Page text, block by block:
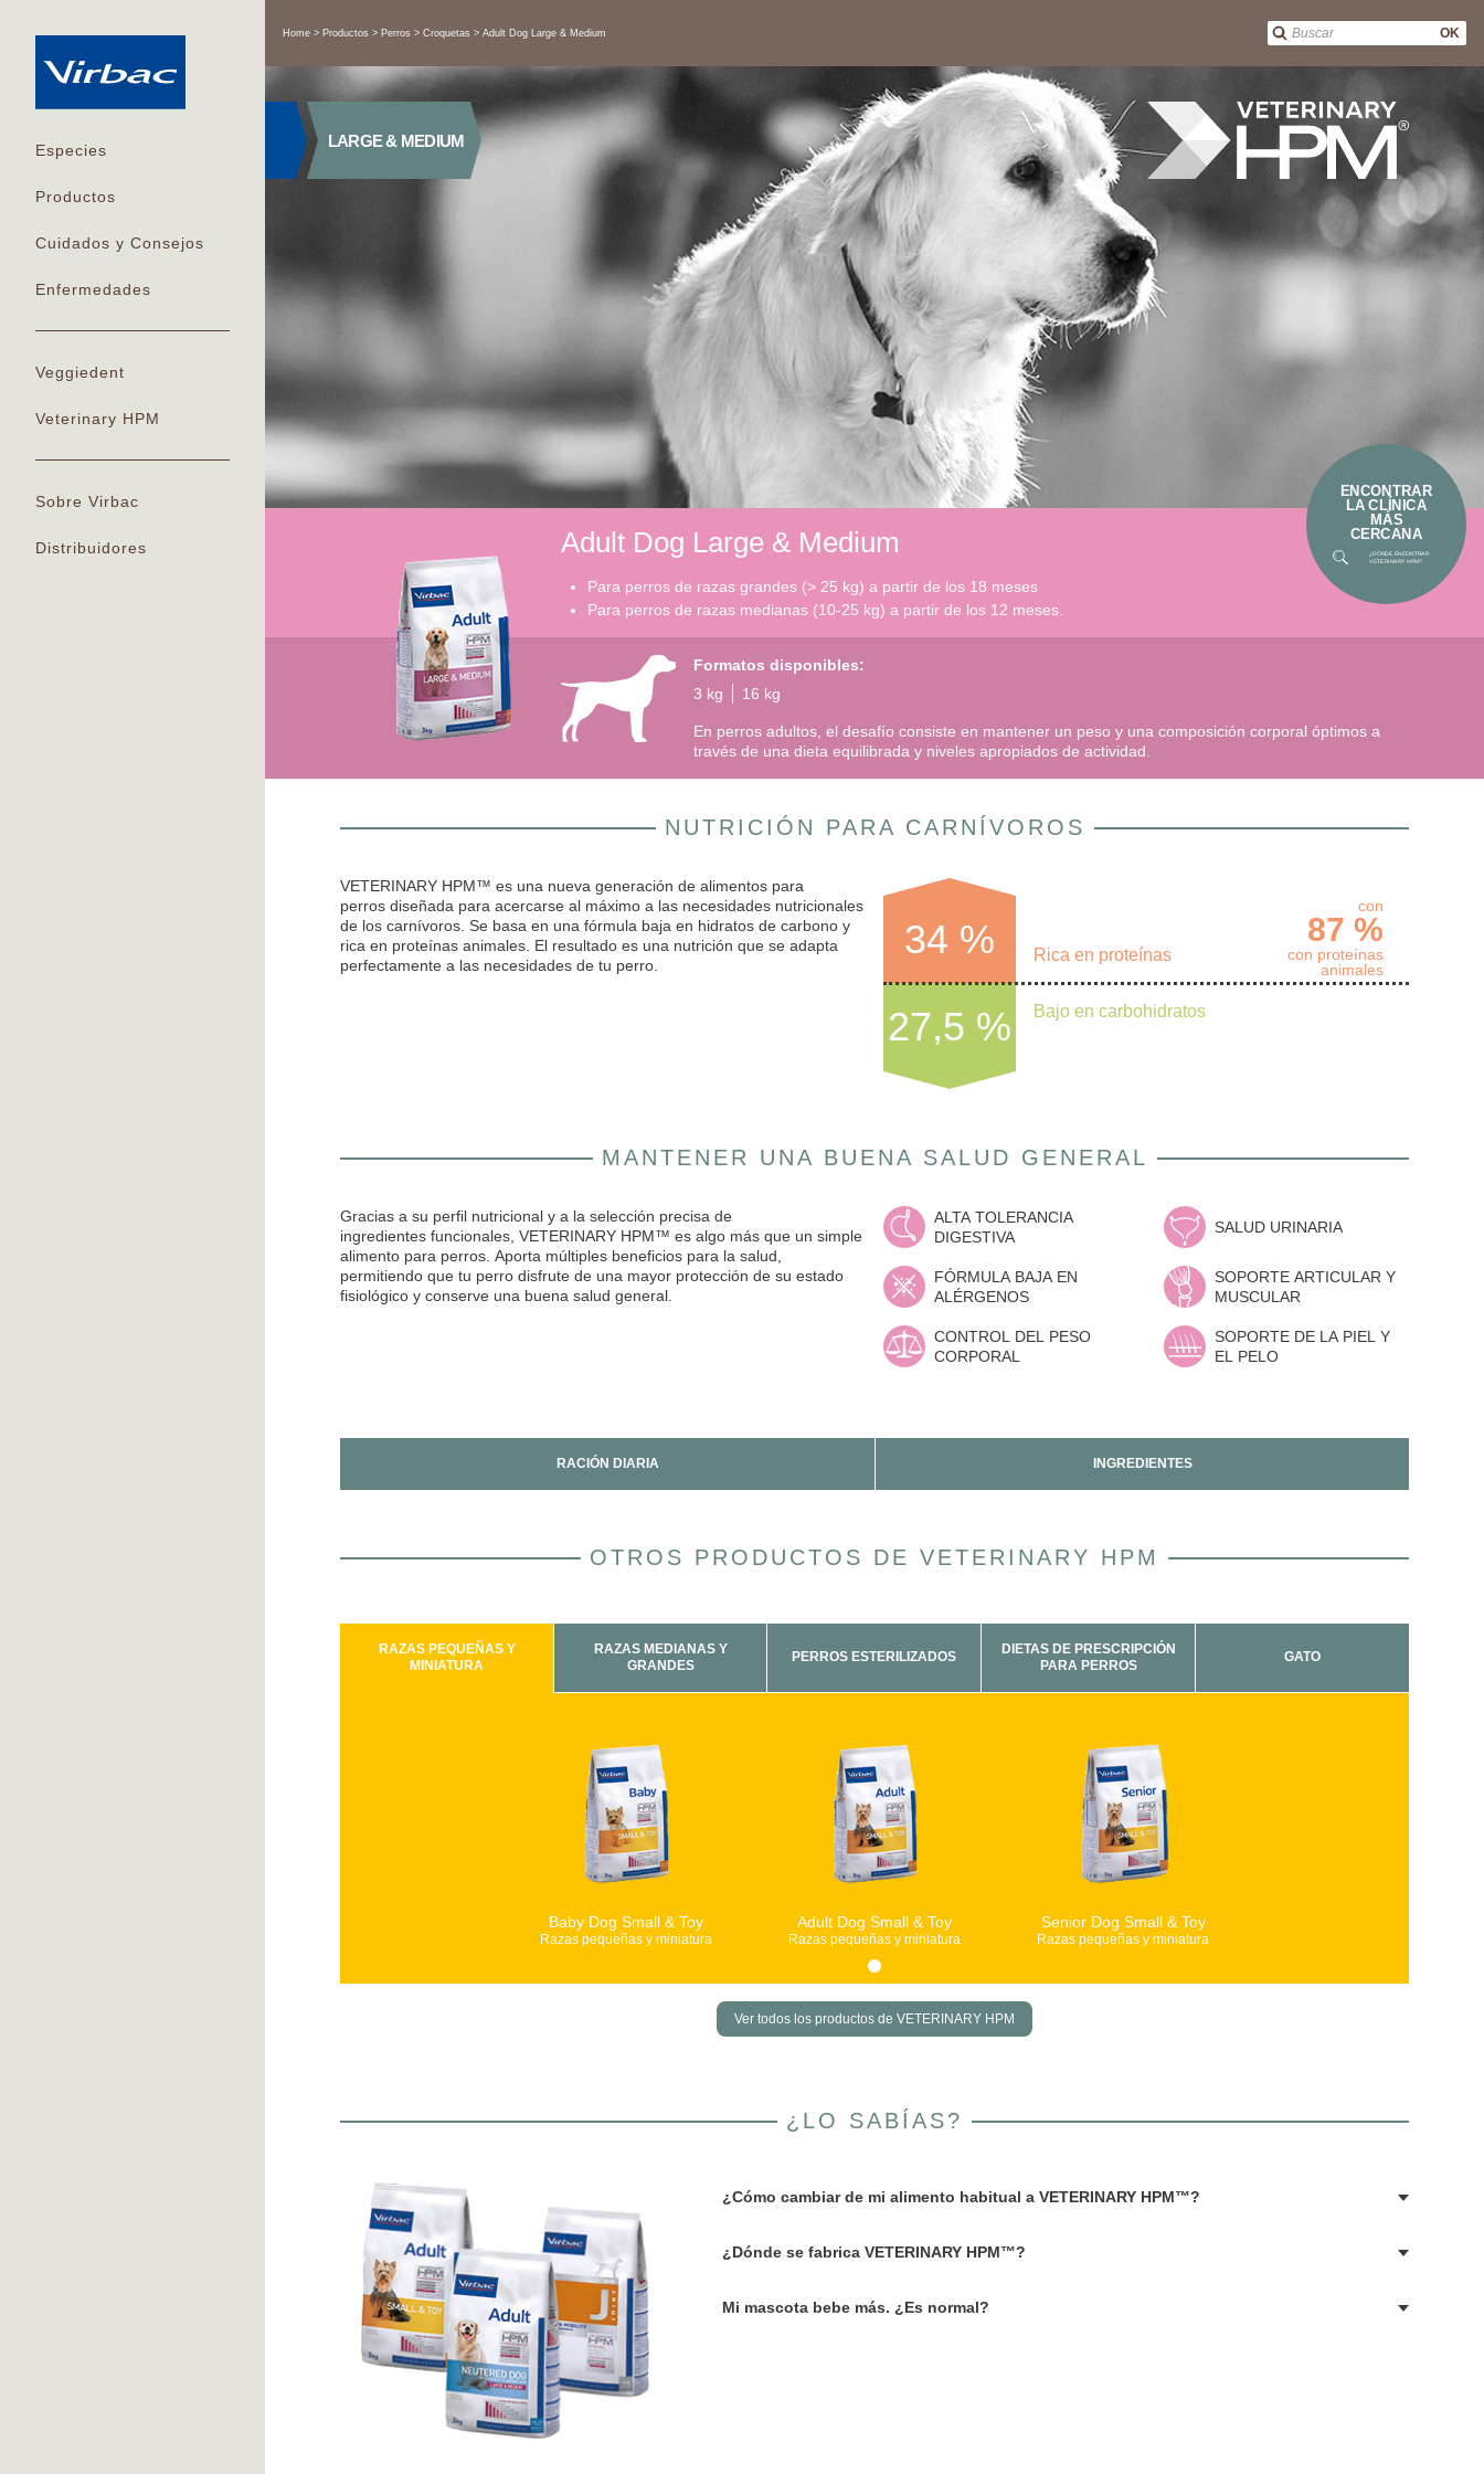
Especies
Productos
Cuidados y Consejos
Enfermedades
Veggiedent
Veterinary HPM
Sobre Virbac
Distribuidores
OK
Home Productos Perros Croquetas Adult Dog Large & Medium
LARGE & MEDIUM
ENCONTRAR
LA CLÍNICA
MÁS
CERCANA
¿DÓNDE ENCONTRAR
VETERINARY HPM?
Adult Dog Large & Medium
Para perros de razas grandes (> 25 kg) a partir de los 18 meses
Para perros de razas medianas (10-25 kg) a partir de los 12 meses.
Formatos disponibles:
3 kg
16 kg
En perros adultos, el desafío consiste en mantener un peso y una composición corporal óptimos a
través de una dieta equilibrada y niveles apropiados de actividad.
NUTRICIÓN PARA CARNÍVOROS
VETERINARY HPM™ es una nueva generación de alimentos para
perros diseñada para acercarse al máximo a las necesidades nutricionales
de los carnívoros. Se basa en una fórmula baja en hidratos de carbono y
rica en proteínas animales. El resultado es una nutrición que se adapta
perfectamente a las necesidades de tu perro.
34 % Rica en proteínas
con
87 %
con proteínas
animales
27,5 % Bajo en carbohidratos
MANTENER UNA BUENA SALUD GENERAL
Gracias a su perfil nutricional y a la selección precisa de
ingredientes funcionales, VETERINARY HPM™ es algo más que un simple
alimento para perros. Aporta múltiples beneficios para la salud,
permitiendo que tu perro disfrute de una mayor protección de su estado
fisiológico y conserve una buena salud general.
ALTA TOLERANCIA
DIGESTIVA
FÓRMULA BAJA EN
ALÉRGENOS
CONTROL DEL PESO
CORPORAL
SALUD URINARIA
SOPORTE ARTICULAR Y
MUSCULAR
SOPORTE DE LA PIEL Y
EL PELO
RACIÓN DIARIA INGREDIENTES
OTROS PRODUCTOS DE VETERINARY HPM
RAZAS PEQUEÑAS Y
MINIATURA
RAZAS MEDIANAS Y
GRANDES
PERROS ESTERILIZADOS
DIETAS DE PRESCRIPCIÓN
PARA PERROS
GATO
Baby Dog Small & Toy
Razas pequeñas y miniatura
Adult Dog Small & Toy
Razas pequeñas y miniatura
Senior Dog Small & Toy
Razas pequeñas y miniatura
Ver todos los productos de VETERINARY HPM
¿LO SABÍAS?
¿Cómo cambiar de mi alimento habitual a VETERINARY HPM™?
¿Dónde se fabrica VETERINARY HPM™?
Mi mascota bebe más. ¿Es normal?